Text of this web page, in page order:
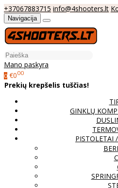
+37067883715 info@4shooters.lt
Navigacija
Mano paskyra
0 €000
Prekių krepšelis tuščias!
GINKLŲ
PISTOLETAI